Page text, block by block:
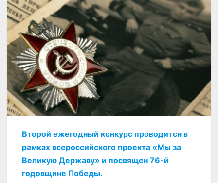
Второй ежегодный конкурс проводится в
рамках всероссийского проекта «Мы за
Великую Державу» и посвящен 76-й
годовщине Победы.